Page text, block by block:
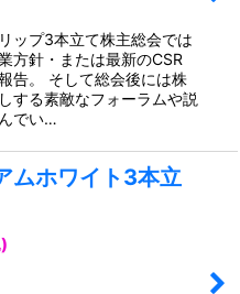
ップ3本立て株主総会では
方針・または最新のCSR
告。 そして総会後には株
する素敵なフォーラムや説
でい…
ムホワイト3本立